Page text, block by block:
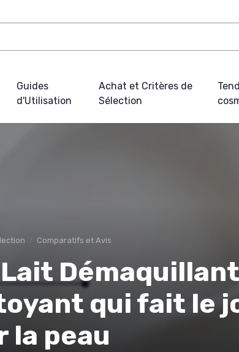
Guides
d'Utilisation
Achat et Critères de
Sélection
Comparatifs et Avis
Démaquillant
qui fait le
la peau